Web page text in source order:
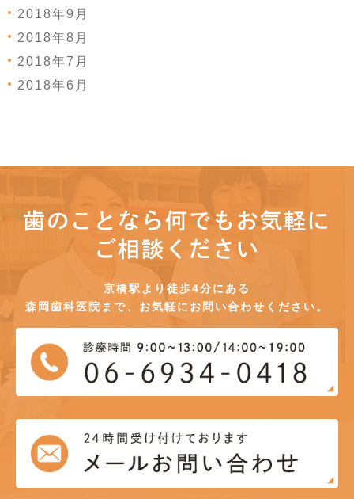
2018年9月
2018年8月
2018年7月
2018年6月
歯のことなら何でもお気軽に
ご相談ください
京橋駅より徒歩4分にある
森岡歯科医院まで、お気軽にお問い合わせください。